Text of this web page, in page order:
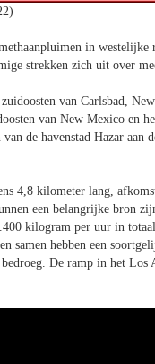
in
strekken zich uit over
van Carlsbad,
van New Mexico en
de havenstad Hazar aan
4,8 kilometer lang,
een belangrijke bron
kilogram per uur in
hebben een
De ramp in het Los